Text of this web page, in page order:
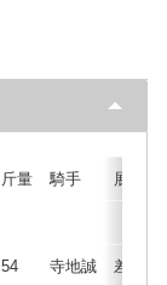
斤量 騎手 展開
54 寺地誠 差